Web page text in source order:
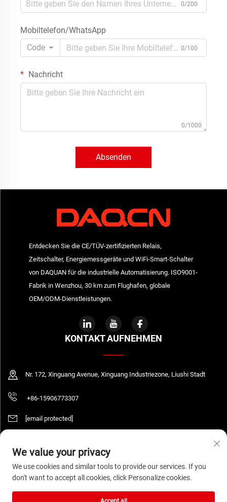
0/200
Mobiltelefon/WhatsApp
Code
0/100
Nachricht
0/1000
Absenden
Entdecken Sie die CE/TÜV-zertifizierten Relais,
Zeitschalter, Energiemessgeräte und WiFi-Smart-Schalter
von DAQUAN für die industrielle Automatisierung. ISO9001-
Fabrik in Wenzhou, 30 km zum Flughafen, globale
OEM/ODM-Dienstleistungen.
KONTAKT AUFNEHMEN
Nr. 172, Xinguang Avenue, Xinguang Industriezone, Liushi Stadt
+86-15906773307
[email protected]
Urheberrecht © 2026 WENZHOU DAQUAN ELECTRIC CO.,LTD Alle Rechte
vorbehalten. Datenschutzrichtlinie
We value your privacy
We use cookies and similar tools to provide our services. If you
don't want to accept all cookies, click Personalize cookies.